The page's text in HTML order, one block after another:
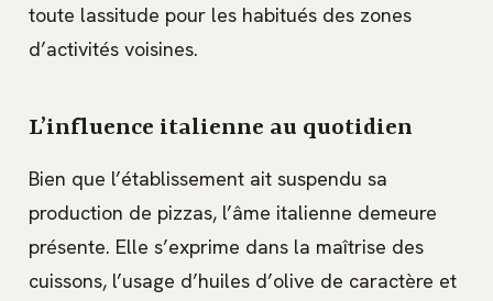
toute lassitude pour les habitués des zones
d’activités voisines.
L’influence italienne au quotidien
Bien que l’établissement ait suspendu sa
production de pizzas, l’âme italienne demeure
présente. Elle s’exprime dans la maîtrise des
cuissons, l’usage d’huiles d’olive de caractère et